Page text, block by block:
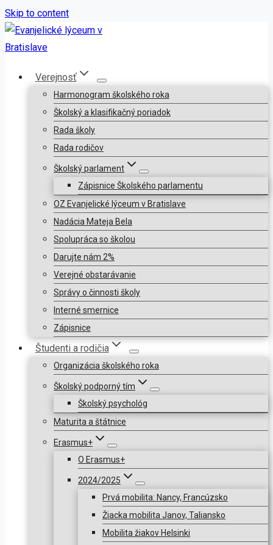
Skip to content
Verejnosť
Harmonogram školského roka
Školský a klasifikačný poriadok
Rada školy
Rada rodičov
Školský parlament
Zápisnice Školského parlamentu
OZ Evanjelické lýceum v Bratislave
Nadácia Mateja Bela
Spolupráca so školou
Darujte nám 2%
Verejné obstarávanie
Správy o činnosti školy
Interné smernice
Zápisnice
Študenti a rodičia
Organizácia školského roka
Školský podporný tím
Školský psychológ
Maturita a štátnice
Erasmus+
O Erasmus+
2024/2025
Prvá mobilita: Nancy, Francúzsko
Žiacka mobilita Janov, Taliansko
Mobilita žiakov Helsinki